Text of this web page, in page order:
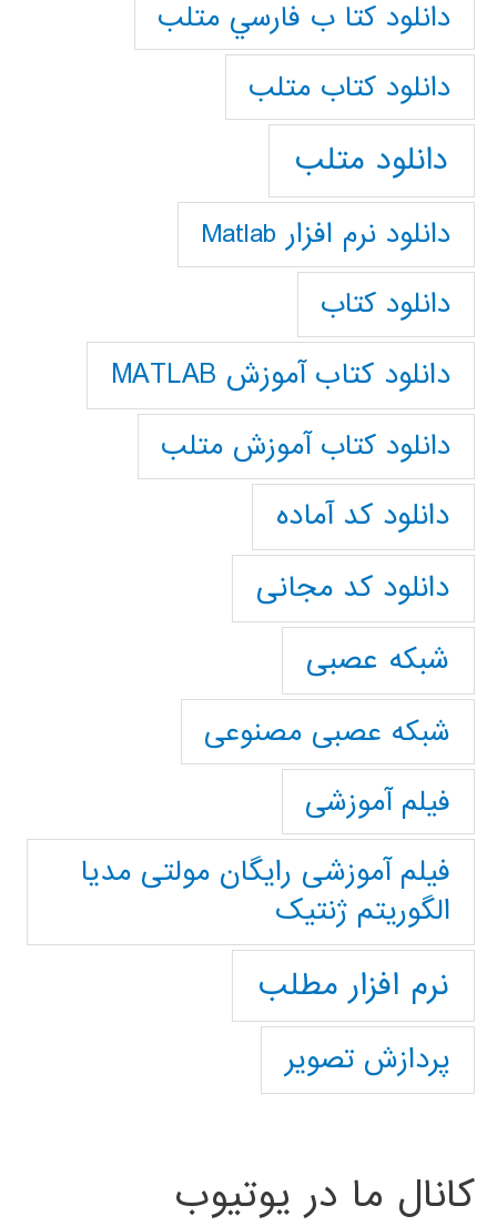
دانلود كتا ب فارسي متلب
دانلود كتاب متلب
دانلود متلب
دانلود نرم افزار Matlab
دانلود کتاب
دانلود کتاب آموزش MATLAB
دانلود کتاب آموزش متلب
دانلود کد آماده
دانلود کد مجانی
شبکه عصبی
شبکه عصبی مصنوعی
فیلم آموزشی
فیلم آموزشی رایگان مولتی مدیا
الگوریتم ژنتیک
نرم افزار مطلب
پردازش تصویر
کانال ما در یوتیوب